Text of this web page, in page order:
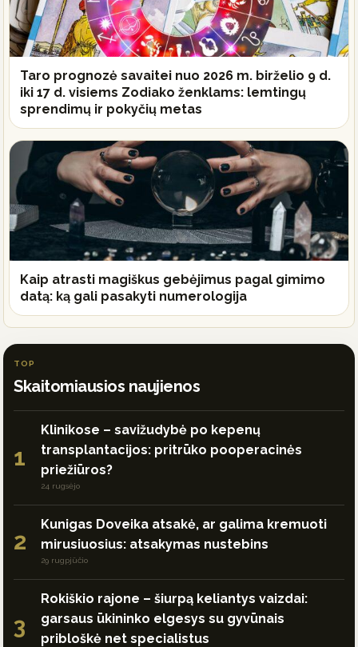
Taro prognozė savaitei nuo 2026 m. birželio 9 d.
iki 17 d. visiems Zodiako ženklams: lemtingų
sprendimų ir pokyčių metas
Kaip atrasti magiškus gebėjimus pagal gimimo
datą: ką gali pasakyti numerologija
TOP
Skaitomiausios naujienos
1
Klinikose – savižudybė po kepenų
transplantacijos: pritrūko pooperacinės
priežiūros?
24 rugsėjo
2
Kunigas Doveika atsakė, ar galima kremuoti
mirusiuosius: atsakymas nustebins
29 rugpjūčio
3
Rokiškio rajone – šiurpą keliantys vaizdai:
garsaus ūkininko elgesys su gyvūnais
pribloškė net specialistus